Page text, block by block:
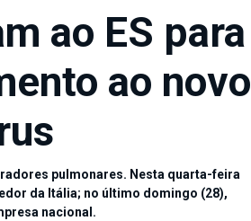
ao ES para
ao novo
pulmonares. Nesta quarta-feira
da Itália; no último domingo (28),
nacional.